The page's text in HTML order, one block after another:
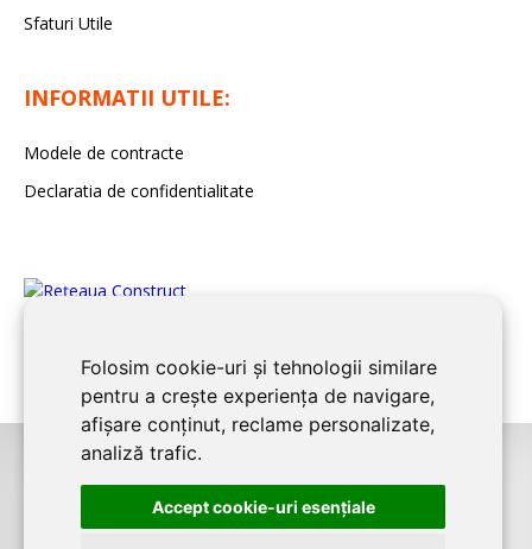
Folosim cookie-uri și tehnologii similare
pentru a crește experiența de navigare,
afișare conținut, reclame personalizate,
analiză trafic.
Accept cookie-uri esenţiale
Sfaturi Utile
INFORMATII UTILE:
Modele de contracte
Declaratia de confidentialitate
BUCURESTI CONSTRUCTeste un serviciu de promovare online
pentru firme. Proiect digital dezvoltat deLIVE COMMUNICATIONS SRL